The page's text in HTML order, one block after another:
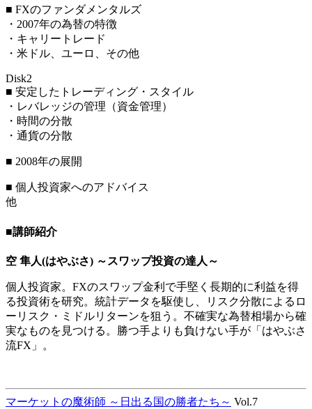
■ FXのファンダメンタルズ
・2007年の為替の特徴
・キャリートレード
・米ドル、ユーロ、その他
Disk2
■ 安定したトレーディング・スタイル
・レバレッジの管理（資金管理）
・時間の分散
・通貨の分散
■ 2008年の展開
■ 個人投資家へのアドバイス
他
■講師紹介
空 隼人(はやぶさ) ～スワップ投資の達人～
個人投資家。FXのスワップ金利で手堅く長期的に利益を得
る投資術を研究。統計データを駆使し、リスク分散によるロ
ーリスク・ミドルリターンを狙う。不確実な為替相場から確
実なものを見つける。勝つ手よりも負けない手が「はやぶさ
流FX」。
マーケットの魔術師 ～日出る国の勝者たち～ Vol.7